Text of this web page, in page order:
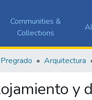
Communities &
Collections
Pregrado Arquitectura
y